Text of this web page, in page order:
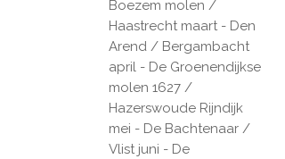
Boezem molen /
Haastrecht maart - Den
Arend / Bergambacht
april - De Groenendijkse
molen 1627 /
Hazerswoude Rijndijk
mei - De Bachtenaar /
Vlist juni - De